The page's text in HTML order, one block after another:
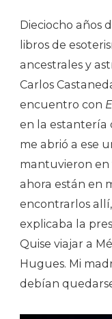
Dieciocho años
libros de
ancestrales y
Carlos
encuentro con
en la estantería
me abrió a ese
mantuvieron en
ahora están en
encontrarlos
explicaba la
Quise viajar a
Hugues. Mi
debían